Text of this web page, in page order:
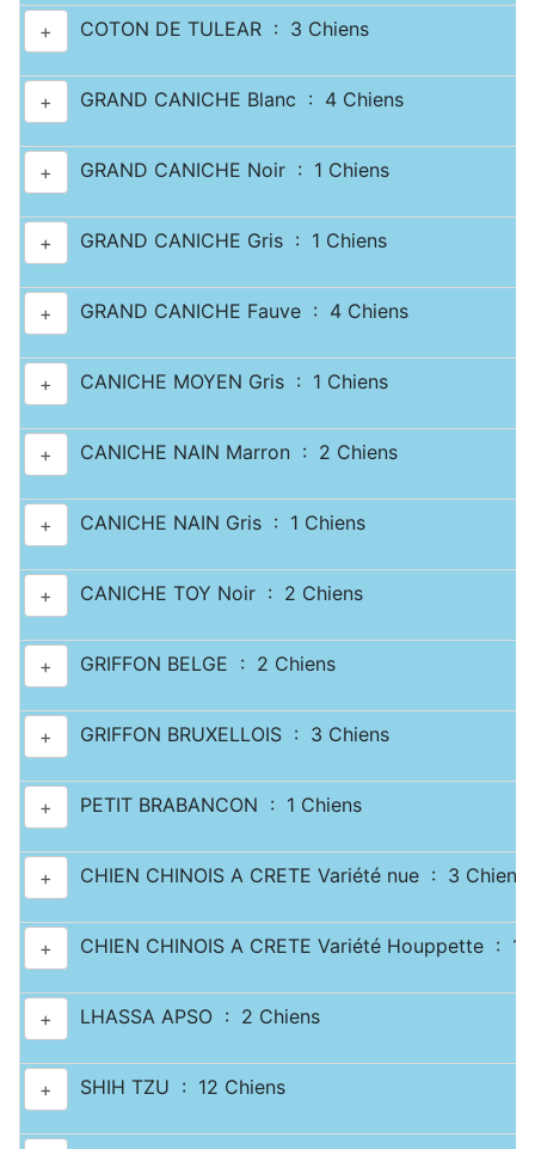
+ COTON DE TULEAR : 3 Chiens
+ GRAND CANICHE Blanc : 4 Chiens
+ GRAND CANICHE Noir : 1 Chiens
+ GRAND CANICHE Gris : 1 Chiens
+ GRAND CANICHE Fauve : 4 Chiens
+ CANICHE MOYEN Gris : 1 Chiens
+ CANICHE NAIN Marron : 2 Chiens
+ CANICHE NAIN Gris : 1 Chiens
+ CANICHE TOY Noir : 2 Chiens
+ GRIFFON BELGE : 2 Chiens
+ GRIFFON BRUXELLOIS : 3 Chiens
+ PETIT BRABANCON : 1 Chiens
+ CHIEN CHINOIS A CRETE Variété nue : 3 Chiens
+ CHIEN CHINOIS A CRETE Variété Houppette : 1
+ LHASSA APSO : 2 Chiens
+ SHIH TZU : 12 Chiens